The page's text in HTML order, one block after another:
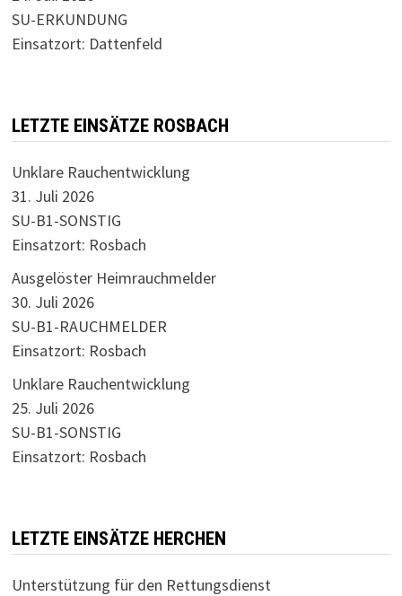
SU-ERKUNDUNG
Einsatzort: Dattenfeld
LETZTE EINSÄTZE ROSBACH
Unklare Rauchentwicklung
31. Juli 2026
SU-B1-SONSTIG
Einsatzort: Rosbach
Ausgelöster Heimrauchmelder
30. Juli 2026
SU-B1-RAUCHMELDER
Einsatzort: Rosbach
Unklare Rauchentwicklung
25. Juli 2026
SU-B1-SONSTIG
Einsatzort: Rosbach
LETZTE EINSÄTZE HERCHEN
Unterstützung für den Rettungsdienst